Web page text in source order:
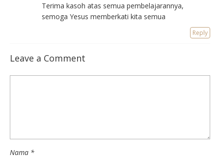
Terima kasoh atas semua pembelajarannya,
semoga Yesus memberkati kita semua
Reply
Leave a Comment
Nama *